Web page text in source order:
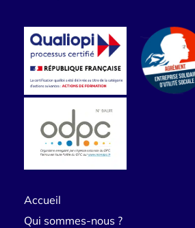
Accueil
Qui sommes-nous ?